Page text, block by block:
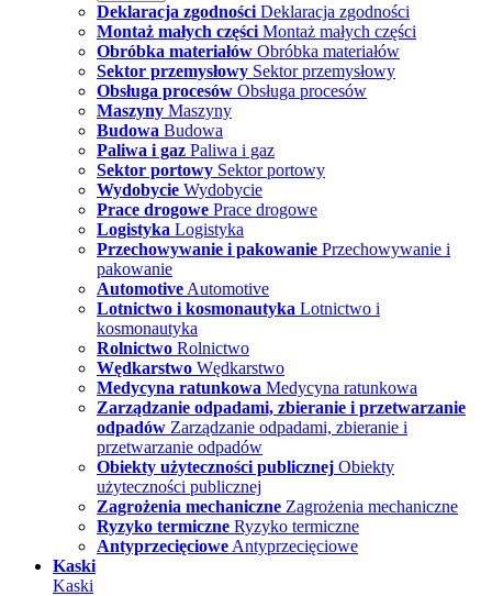
Deklaracja zgodności Deklaracja zgodności
Montaż małych części Montaż małych części
Obróbka materiałów Obróbka materiałów
Sektor przemysłowy Sektor przemysłowy
Obsługa procesów Obsługa procesów
Maszyny Maszyny
Budowa Budowa
Paliwa i gaz Paliwa i gaz
Sektor portowy Sektor portowy
Wydobycie Wydobycie
Prace drogowe Prace drogowe
Logistyka Logistyka
Przechowywanie i pakowanie Przechowywanie i
pakowanie
Automotive Automotive
Lotnictwo i kosmonautyka Lotnictwo i
kosmonautyka
Rolnictwo Rolnictwo
Wędkarstwo Wędkarstwo
Medycyna ratunkowa Medycyna ratunkowa
Zarządzanie odpadami, zbieranie i przetwarzanie
odpadów Zarządzanie odpadami, zbieranie i
przetwarzanie odpadów
Obiekty użyteczności publicznej Obiekty
użyteczności publicznej
Zagrożenia mechaniczne Zagrożenia mechaniczne
Ryzyko termiczne Ryzyko termiczne
Antyprzecięciowe Antyprzecięciowe
Kaski
Kaski